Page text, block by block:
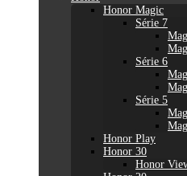
Honor Magic
Série 7
Série 6
Série 5
Honor Play
Honor 30
Honor